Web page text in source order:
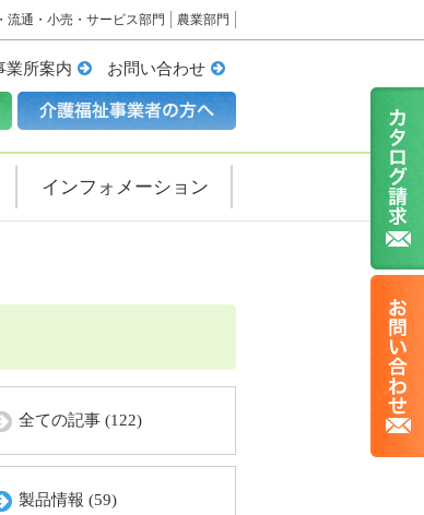
流通・小売・サービス部門 農業部門
業所案内 お問い合わせ
インフォメーション
全ての記事 (122)
製品情報 (59)